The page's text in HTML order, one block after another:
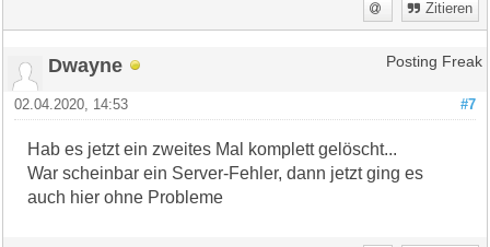
Zitieren
Dwayne Posting Freak
#7
02.04.2020, 14:53
Hab es jetzt ein zweites Mal komplett gelöscht...
War scheinbar ein Server-Fehler, dann jetzt ging es
auch hier ohne Probleme